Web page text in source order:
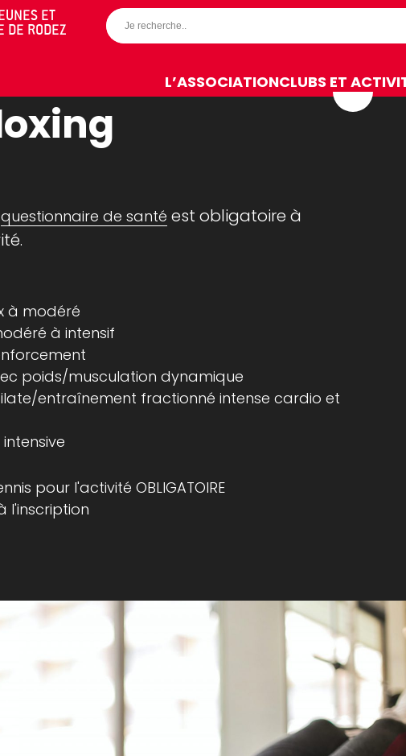
ET
DE RODEZ
L’ASSOCIATIONCLUBS ET
questionnaire de santé est obligatoire à
à modéré
à intensif
poids/musculation dynamique
entraînement fractionné intense cardio et
pour l'activité OBLIGATOIRE
l'inscription